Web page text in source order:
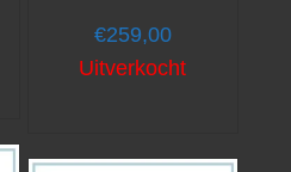
€259,00
Uitverkocht